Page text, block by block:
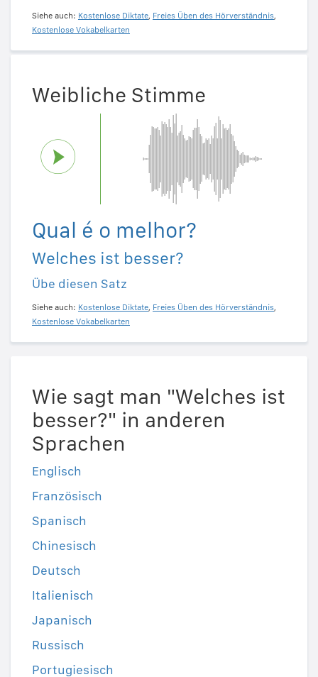
Siehe auch: Kostenlose Diktate, Freies Üben des Hörverständnis,
Kostenlose Vokabelkarten
Weibliche Stimme
Qual é o melhor?
Welches ist besser?
Übe diesen Satz
Siehe auch: Kostenlose Diktate, Freies Üben des Hörverständnis,
Kostenlose Vokabelkarten
Wie sagt man "Welches ist
besser?" in anderen
Sprachen
Englisch
Französisch
Spanisch
Chinesisch
Deutsch
Italienisch
Japanisch
Russisch
Portugiesisch